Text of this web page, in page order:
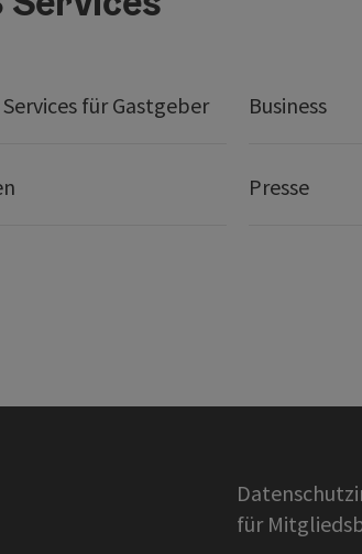
für Gastgeber Business
Presse
für